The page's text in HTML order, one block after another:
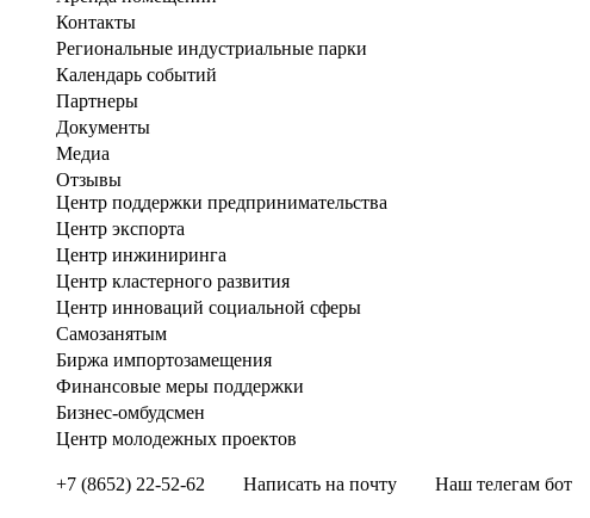
Контакты
Региональные индустриальные парки
Календарь событий
Партнеры
Документы
Медиа
Отзывы
Центр поддержки предпринимательства
Центр экспорта
Центр инжиниринга
Центр кластерного развития
Центр инноваций социальной сферы
Cамозанятым
Биржа импортозамещения
Финансовые меры поддержки
Бизнес-омбудсмен
Центр молодежных проектов
+7 (8652) 22-52-62 Написать на почту Наш телегам бот